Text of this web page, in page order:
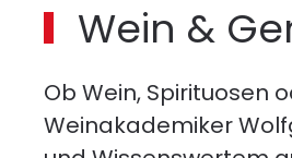
Wein &
Ob Wein, Spirituosen
Weinakademiker